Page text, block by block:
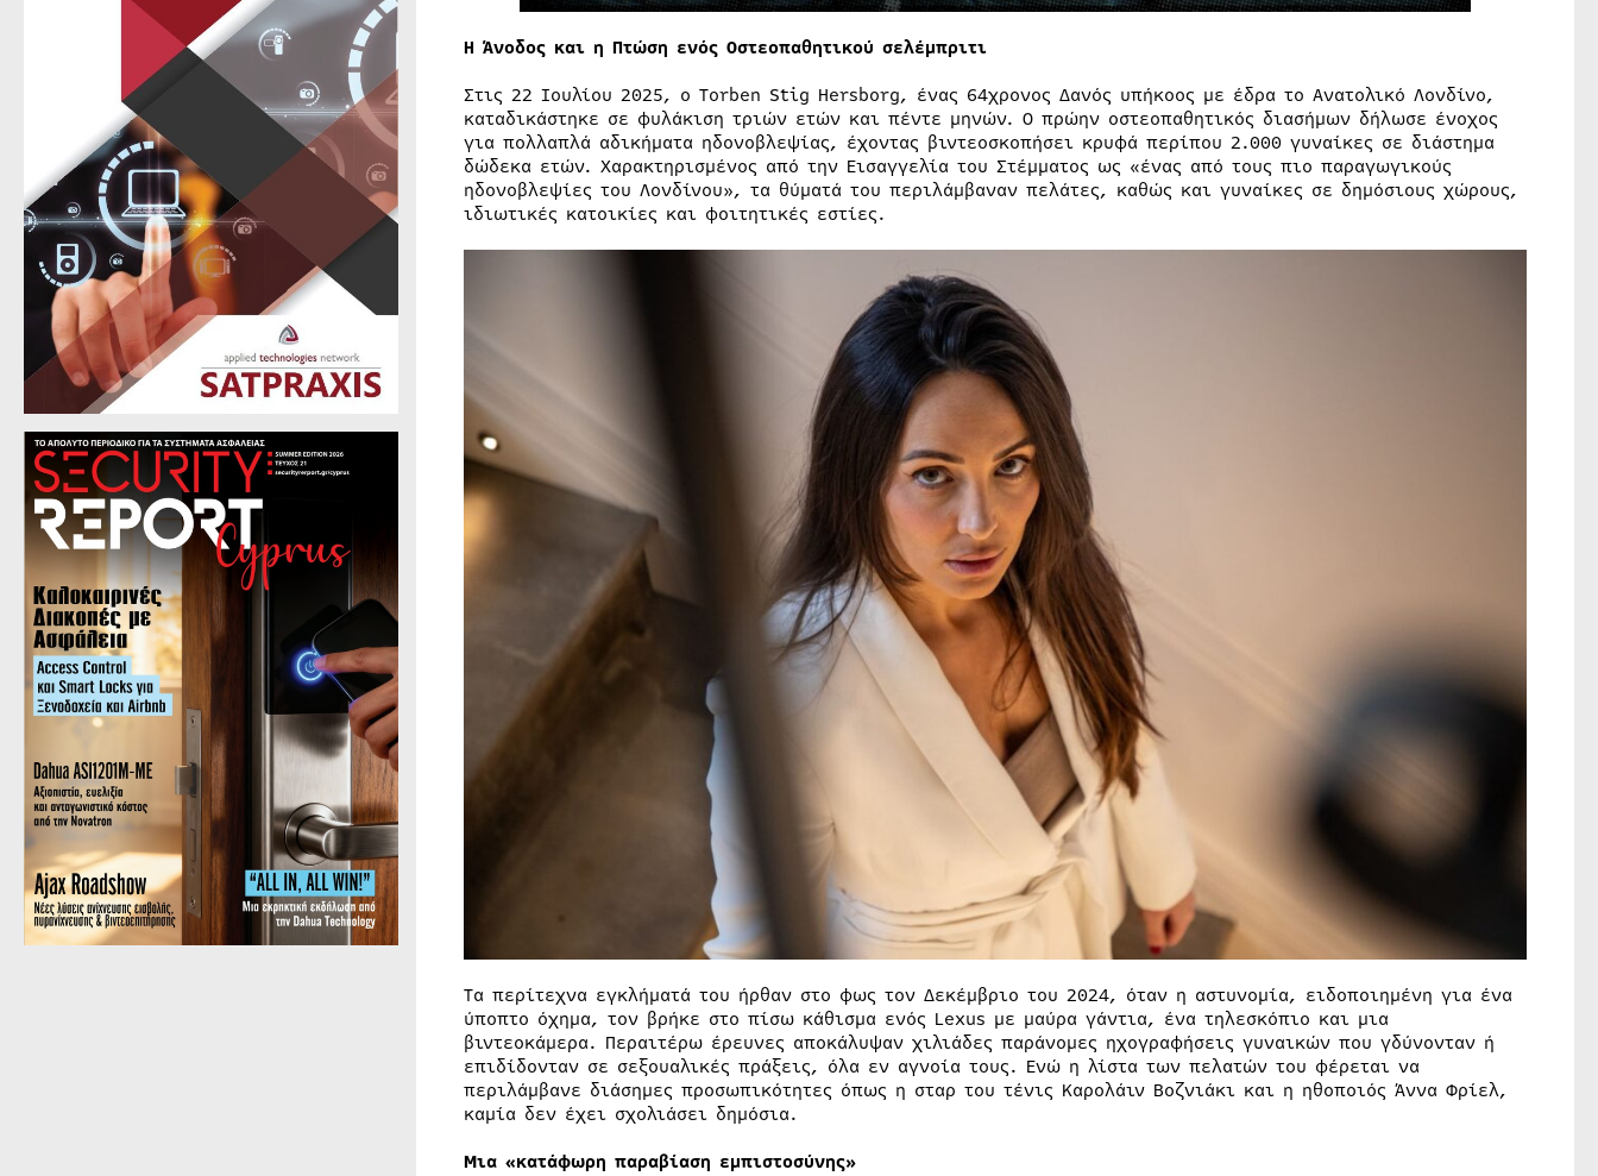
Η Άνοδος και η Πτώση ενός Οστεοπαθητικού σελέμπριτι
Στις 22 Ιουλίου 2025, ο Torben Stig Hersborg, ένας 64χρονος Δανός υπήκοος με έδρα το Ανατολικό Λονδίνο,
καταδικάστηκε σε φυλάκιση τριών ετών και πέντε μηνών. Ο πρώην οστεοπαθητικός διασήμων δήλωσε ένοχος
για πολλαπλά αδικήματα ηδονοβλεψίας, έχοντας βιντεοσκοπήσει κρυφά περίπου 2.000 γυναίκες σε διάστημα
δώδεκα ετών. Χαρακτηρισμένος από την Εισαγγελία του Στέμματος ως «ένας από τους πιο παραγωγικούς
ηδονοβλεψίες του Λονδίνου», τα θύματά του περιλάμβαναν πελάτες, καθώς και γυναίκες σε δημόσιους χώρους,
ιδιωτικές κατοικίες και φοιτητικές εστίες.
Τα περίτεχνα εγκλήματά του ήρθαν στο φως τον Δεκέμβριο του 2024, όταν η αστυνομία, ειδοποιημένη για ένα
ύποπτο όχημα, τον βρήκε στο πίσω κάθισμα ενός Lexus με μαύρα γάντια, ένα τηλεσκόπιο και μια
βιντεοκάμερα. Περαιτέρω έρευνες αποκάλυψαν χιλιάδες παράνομες ηχογραφήσεις γυναικών που γδύνονταν ή
επιδίδονταν σε σεξουαλικές πράξεις, όλα εν αγνοία τους. Ενώ η λίστα των πελατών του φέρεται να
περιλάμβανε διάσημες προσωπικότητες όπως η σταρ του τένις Καρολάιν Βοζνιάκι και η ηθοποιός Άννα Φρίελ,
καμία δεν έχει σχολιάσει δημόσια.
Μια «κατάφωρη παραβίαση εμπιστοσύνης»